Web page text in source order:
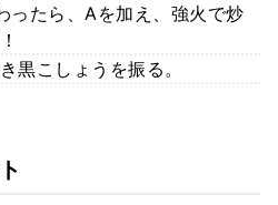
ったら、Aを加え、強火で炒
黒こしょうを振る。